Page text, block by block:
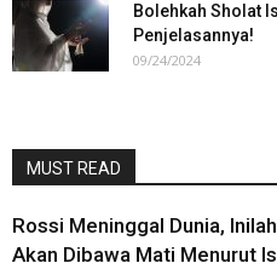
Bolehkah Sholat
Penjelasannya!
09/24/2024
MUST READ
Rossi Meninggal Dunia,
Akan Dibawa Mati Menurut